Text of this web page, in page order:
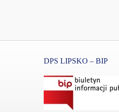
DPS LIPSKO – BIP